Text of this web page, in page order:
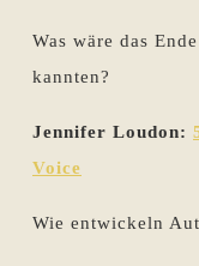
Was wäre das
kannten?
Jennifer Loudon:
Voice
Wie entwickeln